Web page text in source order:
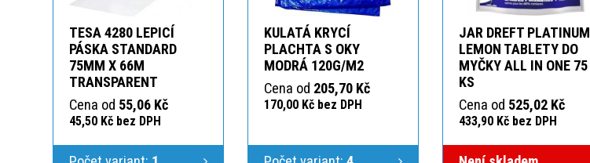
TESA 4280 LEPICÍ
PÁSKA STANDARD
75MM X 66M
TRANSPARENT
Cena od 55,06 Kč
45,50 Kč bez DPH
KULATÁ KRYCÍ
PLACHTA S OKY
MODRÁ 120G/M2
Cena od 205,70 Kč
170,00 Kč bez DPH
JAR DREFT PLATINUM
LEMON TABLETY DO
MYČKY ALL IN ONE 75
KS
Cena od 525,02 Kč
433,90 Kč bez DPH